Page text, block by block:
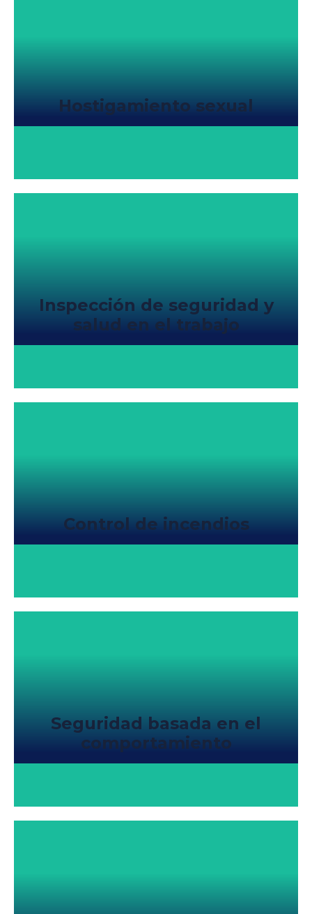
Hostigamiento sexual
Inspección de seguridad y
salud en el trabajo
Control de incendios
Seguridad basada en el
comportamiento